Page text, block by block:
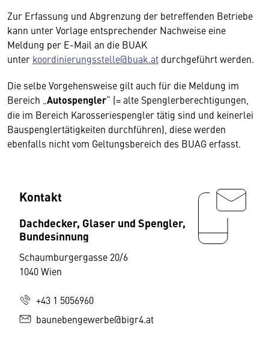
Zur Erfassung und Abgrenzung der betreffenden Betriebe
kann unter Vorlage entsprechender Nachweise eine
Meldung per E-Mail an die BUAK
unter koordinierungsstelle@buak.at durchgeführt werden.
Die selbe Vorgehensweise gilt auch für die Meldung im
Bereich „ Autospengler“ (= alte Spenglerberechtigungen,
die im Bereich Karosseriespengler tätig sind und keinerlei
Bauspenglertätigkeiten durchführen), diese werden
ebenfalls nicht vom Geltungsbereich des BUAG erfasst.
Kontakt
Dachdecker, Glaser und Spengler,
Bundesinnung
Schaumburgergasse 20/6
1040 Wien
+43 1 5056960
baunebengewerbe@bigr4.at